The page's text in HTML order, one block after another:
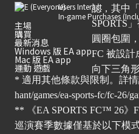
Users Interact
In-game Purchases
主場
購買
最新消息
Windows 版 EA app
Mac 版 EA app
運動 遊戲
* 適用其他條款與限制。詳
hant/games/ea-sports-fc/fc-26/
** 《EA SPORTS FC™ 26》
巡演賽季數據僅基於以下模